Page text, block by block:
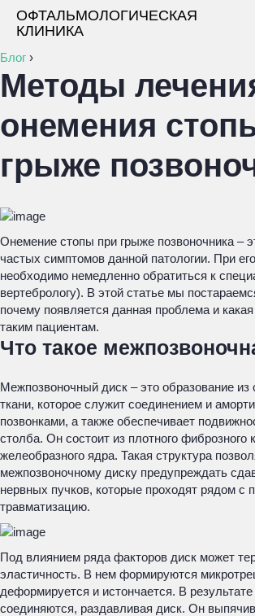
ОФТАЛЬМОЛОГИЧЕСКАЯ
КЛИНИКА
Блог ›
Методы
онемения
грыже
Онемение стопы при грыже позвоночника –
частых симптомов данной патологии. При
необходимо немедленно обратиться к
вертебрологу). В этой статье мы
почему появляется данная проблема и
таким пациентам.
Что такое
Межпозвоночный диск – это образование из
ткани, которое служит соединением и
позвонками, а также обеспечивает
столба. Он состоит из плотного фиброзного
желеобразного ядра. Такая структура
межпозвоночному диску предупреждать
нервных пучков, которые проходят рядом с
травматизацию.
Под влиянием ряда факторов диск может
эластичность. В нем формируются
деформируется и истончается. В результате
соединяются, раздавливая диск. Он